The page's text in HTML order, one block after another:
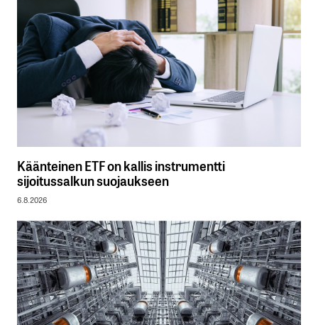
Käänteinen ETF on kallis instrumentti
sijoitussalkun suojaukseen
6.8.2026